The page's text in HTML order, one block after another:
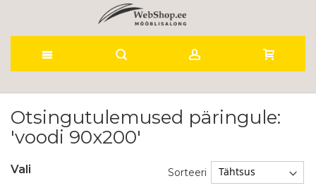
to
Content
Otsingutulemused päringule:
'voodi 90x200'
Sorteeri
Vali